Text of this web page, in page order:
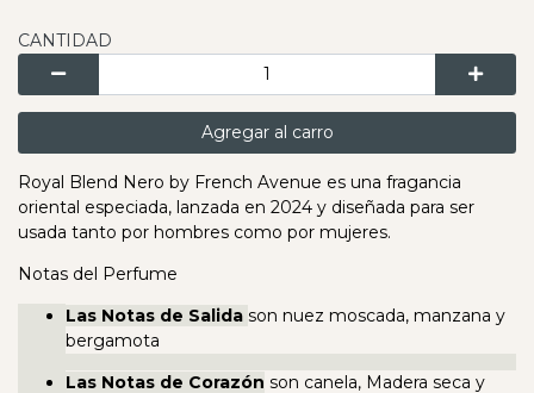
CANTIDAD
Agregar al carro
Royal Blend Nero by French Avenue es una fragancia
oriental especiada, lanzada en 2024 y diseñada para ser
usada tanto por hombres como por mujeres.
Notas del Perfume
Las Notas de Salida son nuez moscada, manzana y
bergamota
Las Notas de Corazón son canela, Madera seca y